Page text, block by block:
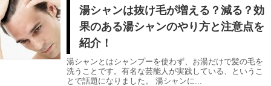
湯シャンは抜け毛が増える？減る？効
果のある湯シャンのやり方と注意点を
紹介！
湯シャンとはシャンプーを使わず、お湯だけで髪の毛を
洗うことです。有名な芸能人が実践している、というこ
とで話題になりました。 湯シャンに...